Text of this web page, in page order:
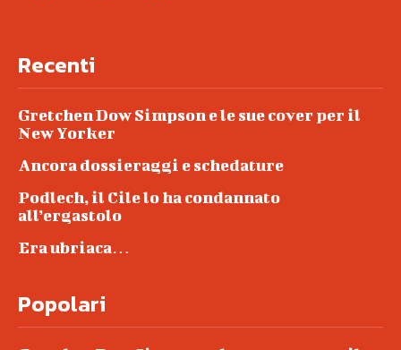
Recenti
Gretchen Dow Simpson e le sue cover per il
New Yorker
Ancora dossieraggi e schedature
Podlech, il Cile lo ha condannato
all’ergastolo
Era ubriaca…
Popolari